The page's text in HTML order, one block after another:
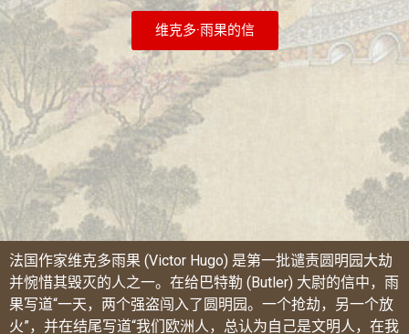
维克多·雨果的信
法国作家维克多雨果 (Victor Hugo) 是第一批谴责圆明园大劫
并惋惜其毁灭的人之一。在给巴特勒 (Butler) 大尉的信中，雨
果写道“一天，两个强盗闯入了圆明园。一个抢劫，另一个放
火”，并在结尾写道“我们欧洲人，总认为自己是文明人，在我